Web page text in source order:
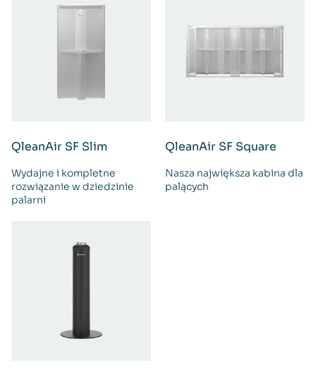
QleanAir SF Slim
Wydajne i kompletne
rozwiązanie w dziedzinie
palarni
QleanAir SF Square
Nasza największa kabina dla
palących